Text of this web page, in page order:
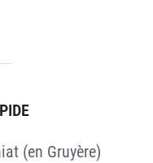
(en Gruyère)